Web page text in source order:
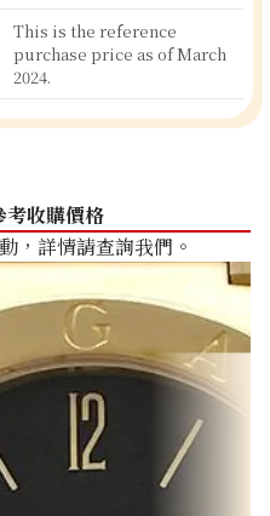
This is the reference
purchase price as of March
2024.
考收購價格
，詳情請查詢我們。